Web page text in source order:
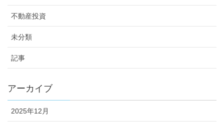
不動産投資
未分類
記事
アーカイブ
2025年12月